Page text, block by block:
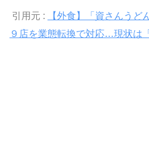
引用元 :
【外食】「資さんうど
９店を業態転換で対応…現状は